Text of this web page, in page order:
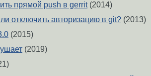
прямой push в gerrit(2014)
отключить авторизацию в git? (2013)
(2015)
(2019)